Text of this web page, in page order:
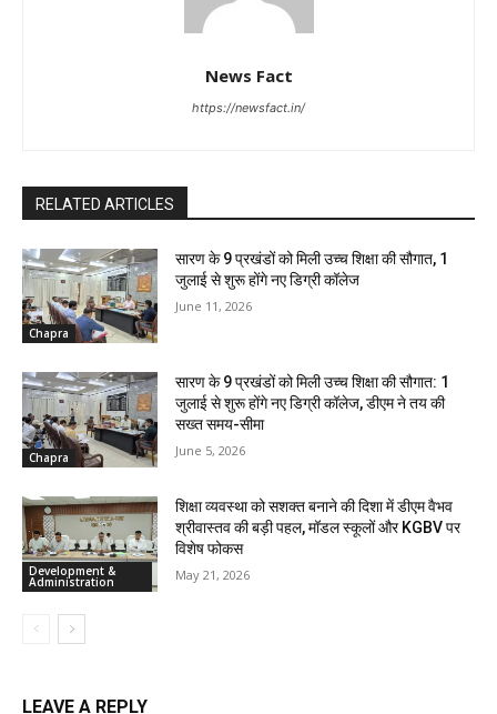
News Fact
https://newsfact.in/
RELATED ARTICLES
Chapra
सारण के 9 प्रखंडों को मिली उच्च शिक्षा की सौगात, 1
जुलाई से शुरू होंगे नए डिग्री कॉलेज
June 11, 2026
Chapra
सारण के 9 प्रखंडों को मिली उच्च शिक्षा की सौगात: 1
जुलाई से शुरू होंगे नए डिग्री कॉलेज, डीएम ने तय की
सख्त समय-सीमा
June 5, 2026
Development &
Administration
शिक्षा व्यवस्था को सशक्त बनाने की दिशा में डीएम वैभव
श्रीवास्तव की बड़ी पहल, मॉडल स्कूलों और KGBV पर
विशेष फोकस
May 21, 2026
LEAVE A REPLY